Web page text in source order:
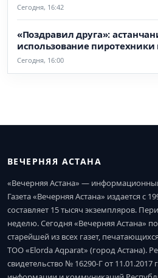
Сегодня, 16:42
«Поздравил друга»:
использование пиротехники
Сегодня, 16:00
ВЕЧЕРНЯЯ АСТАНА
«Вечерняя Астана» —
Газета «Вечерняя Астана» издается с
составляет 15 тысяч экземпляров.
неделю. Сегодня «Вечерняя Астана»
старейшей из всех газет,
ТОО «Elorda Aqparat» (город Астана).
свидетельство № 16290-Г от